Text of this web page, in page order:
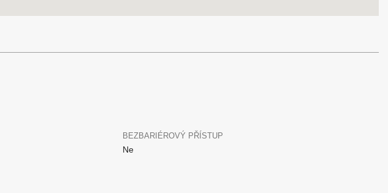
BEZBARIÉROVÝ PŘÍSTUP
Ne